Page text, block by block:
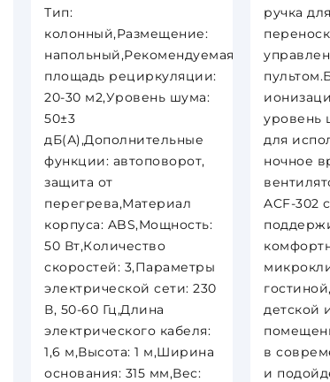
Тип:
колонный,Размещение:
напольный,Рекомендуемая
площадь рециркуляции:
20-30 м2,Уровень шума:
50±3
дБ(А),Дополнительные
функции: автоповорот,
защита от
перегрева,Материал
корпуса: ABS,Мощность:
50 Вт,Количество
скоростей: 3,Параметры
электрической сети: 230
В, 50-60 Гц,Длина
электрического кабеля:
1,6 м,Высота: 1 м,Ширина
основания: 315 мм,Вес:
ручка для
уровень
для
ночное
ACF-302
детской
в
и